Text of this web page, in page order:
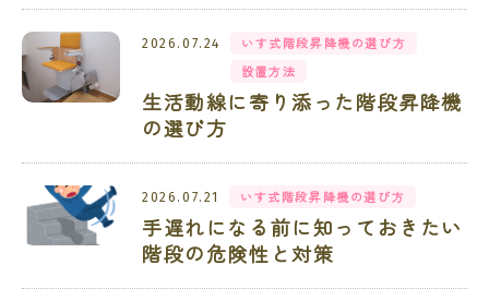
2026.07.24
いす式階段昇降機の選び方
設置方法
生活動線に寄り添った階段昇降機
の選び方
2026.07.21 いす式階段昇降機の選び方
手遅れになる前に知っておきたい
階段の危険性と対策